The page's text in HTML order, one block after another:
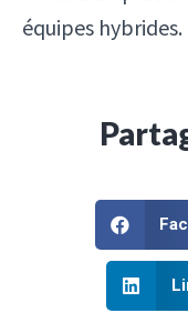
équipes hybrides.